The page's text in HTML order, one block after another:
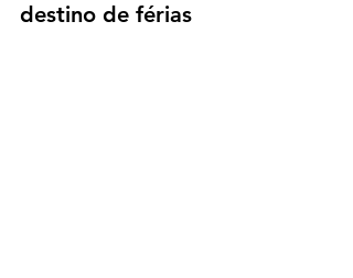
destino de férias